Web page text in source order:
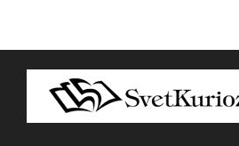
Follow Us